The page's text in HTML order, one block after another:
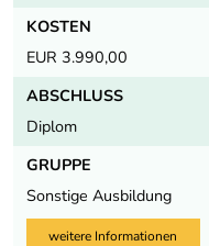
KOSTEN
EUR 3.990,00
ABSCHLUSS
Diplom
GRUPPE
Sonstige Ausbildung
weitere Informationen